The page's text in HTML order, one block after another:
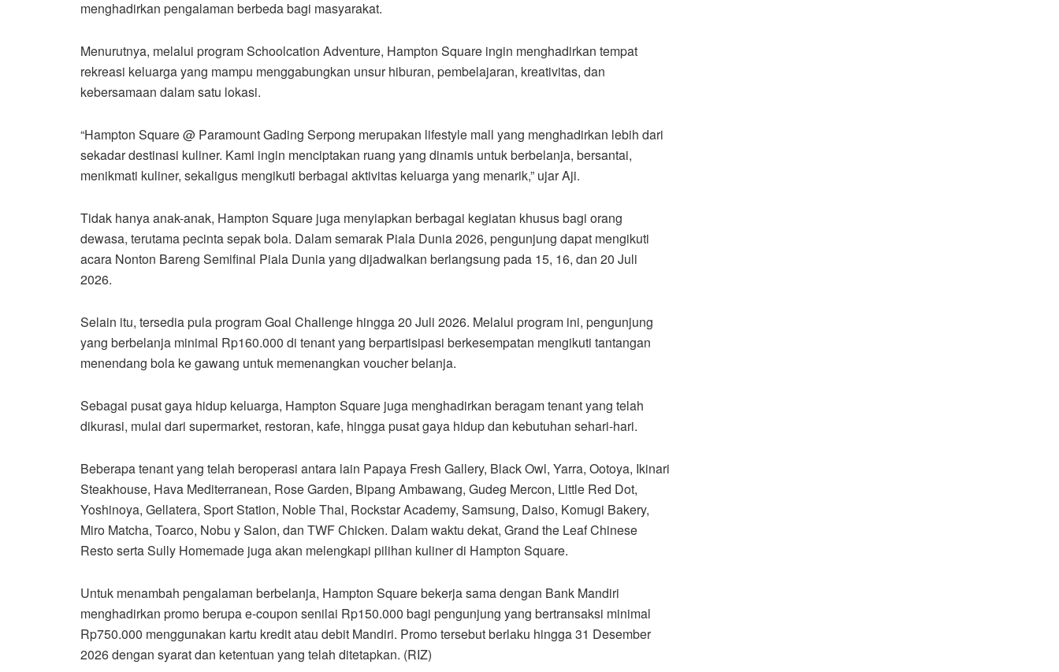
menghadirkan pengalaman berbeda bagi masyarakat.
Menurutnya, melalui program Schoolcation Adventure, Hampton Square ingin menghadirkan tempat
rekreasi keluarga yang mampu menggabungkan unsur hiburan, pembelajaran, kreativitas, dan
kebersamaan dalam satu lokasi.
“Hampton Square @ Paramount Gading Serpong merupakan lifestyle mall yang menghadirkan lebih dari
sekadar destinasi kuliner. Kami ingin menciptakan ruang yang dinamis untuk berbelanja, bersantai,
menikmati kuliner, sekaligus mengikuti berbagai aktivitas keluarga yang menarik,” ujar Aji.
Tidak hanya anak-anak, Hampton Square juga menyiapkan berbagai kegiatan khusus bagi orang
dewasa, terutama pecinta sepak bola. Dalam semarak Piala Dunia 2026, pengunjung dapat mengikuti
acara Nonton Bareng Semifinal Piala Dunia yang dijadwalkan berlangsung pada 15, 16, dan 20 Juli
2026.
Selain itu, tersedia pula program Goal Challenge hingga 20 Juli 2026. Melalui program ini, pengunjung
yang berbelanja minimal Rp160.000 di tenant yang berpartisipasi berkesempatan mengikuti tantangan
menendang bola ke gawang untuk memenangkan voucher belanja.
Sebagai pusat gaya hidup keluarga, Hampton Square juga menghadirkan beragam tenant yang telah
dikurasi, mulai dari supermarket, restoran, kafe, hingga pusat gaya hidup dan kebutuhan sehari-hari.
Beberapa tenant yang telah beroperasi antara lain Papaya Fresh Gallery, Black Owl, Yarra, Ootoya, Ikinari
Steakhouse, Hava Mediterranean, Rose Garden, Bipang Ambawang, Gudeg Mercon, Little Red Dot,
Yoshinoya, Gellatera, Sport Station, Noble Thai, Rockstar Academy, Samsung, Daiso, Komugi Bakery,
Miro Matcha, Toarco, Nobu y Salon, dan TWF Chicken. Dalam waktu dekat, Grand the Leaf Chinese
Resto serta Sully Homemade juga akan melengkapi pilihan kuliner di Hampton Square.
Untuk menambah pengalaman berbelanja, Hampton Square bekerja sama dengan Bank Mandiri
menghadirkan promo berupa e-coupon senilai Rp150.000 bagi pengunjung yang bertransaksi minimal
Rp750.000 menggunakan kartu kredit atau debit Mandiri. Promo tersebut berlaku hingga 31 Desember
2026 dengan syarat dan ketentuan yang telah ditetapkan. (RIZ)